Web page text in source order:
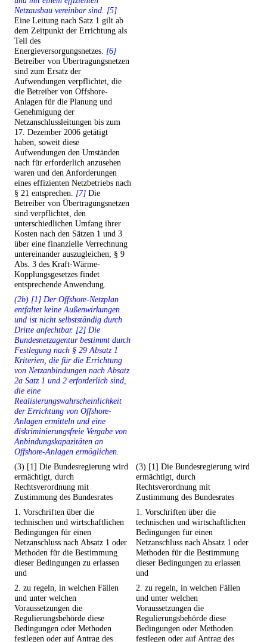
Netzausbau vereinbar sind. [5]
Eine Leitung nach Satz 1 gilt ab
dem Zeitpunkt der Errichtung als
Teil des
Energieversorgungsnetzes. [6]
Betreiber von Übertragungsnetzen
sind zum Ersatz der
Aufwendungen verpflichtet, die
die Betreiber von Offshore-
Anlagen für die Planung und
Genehmigung der
Netzanschlussleitungen bis zum
17. Dezember 2006 getätigt
haben, soweit diese
Aufwendungen den Umständen
nach für erforderlich anzusehen
waren und den Anforderungen
eines effizienten Netzbetriebs nach
§ 21 entsprechen. [7] Die
Betreiber von Übertragungsnetzen
sind verpflichtet, den
unterschiedlichen Umfang ihrer
Kosten nach den Sätzen 1 und 3
über eine finanzielle Verrechnung
untereinander auszugleichen; § 9
Abs. 3 des Kraft-Wärme-
Kopplungsgesetzes findet
entsprechende Anwendung.
(2b) [1] Der Offshore-Netzplan
entfaltet keine Außenwirkungen
und ist nicht selbstständig durch
Dritte anfechtbar. [2] Die
Bundesnetzagentur bestimmt durch
Festlegung nach § 29 Absatz 1
Kriterien, die für die Errichtung
von Netzanbindungen nach Absatz
2a Satz 1 und 2 erforderlich sind,
die eine
Realisierungswahrscheinlichkeit
der Errichtung von Offshore-
Anlagen ermitteln und eine
diskriminierungsfreie Vergabe von
Anbindungskapazitäten an
Offshore-Anlagen ermöglichen.
(3) [1] Die Bundesregierung wird
ermächtigt, durch
Rechtsverordnung mit
Zustimmung des Bundesrates
(3) [1] Die Bundesregierung wird
ermächtigt, durch
Rechtsverordnung mit
Zustimmung des Bundesrates
1. Vorschriften über die
technischen und wirtschaftlichen
Bedingungen für einen
Netzanschluss nach Absatz 1 oder
Methoden für die Bestimmung
dieser Bedingungen zu erlassen
und
1. Vorschriften über die
technischen und wirtschaftlichen
Bedingungen für einen
Netzanschluss nach Absatz 1 oder
Methoden für die Bestimmung
dieser Bedingungen zu erlassen
und
2. zu regeln, in welchen Fällen
und unter welchen
Voraussetzungen die
Regulierungsbehörde diese
Bedingungen oder Methoden
festlegen oder auf Antrag des
2. zu regeln, in welchen Fällen
und unter welchen
Voraussetzungen die
Regulierungsbehörde diese
Bedingungen oder Methoden
festlegen oder auf Antrag des